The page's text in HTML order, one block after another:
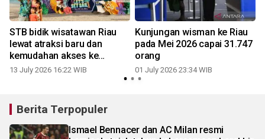
STB bidik wisatawan Riau
lewat atraksi baru dan
kemudahan akses ke
Singapura
13 July 2026 16:22 WIB
Kunjungan wisman ke Riau
pada Mei 2026 capai 31.747
orang
01 July 2026 23:34 WIB
Berita Terpopuler
Ismael Bennacer dan AC Milan resmi